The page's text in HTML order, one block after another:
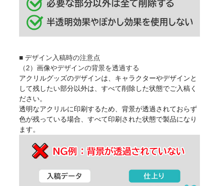
■ デザイン入稿時の注意点
（2）画像やデザインの背景を透過する
アクリルグッズのデザインは、キャラクターやデザインと
して残したい部分以外は、すべて削除した状態でご入稿く
ださい。
透明なアクリルに印刷するため、背景が透過されておらず
色が残っている場合、すべて印刷された状態で製品になり
ます。